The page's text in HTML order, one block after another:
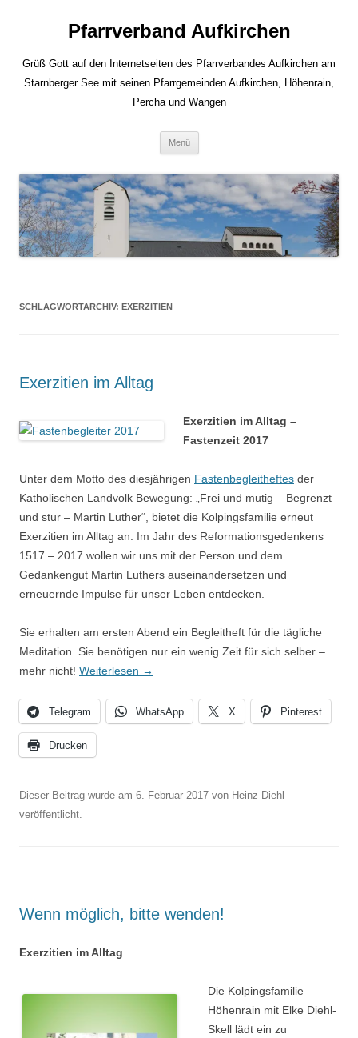
Pfarrverband Aufkirchen
Grüß Gott auf den Internetseiten des Pfarrverbandes Aufkirchen am
Starnberger See mit seinen Pfarrgemeinden Aufkirchen, Höhenrain,
Percha und Wangen
Menü
SCHLAGWORTARCHIV: EXERZITIEN
Exerzitien im Alltag
Exerzitien im Alltag –
Fastenzeit 2017
Unter dem Motto des diesjährigen Fastenbegleitheftes der
Katholischen Landvolk Bewegung: „Frei und mutig – Begrenzt
und stur – Martin Luther“, bietet die Kolpingsfamilie erneut
Exerzitien im Alltag an. Im Jahr des Reformationsgedenkens
1517 – 2017 wollen wir uns mit der Person und dem
Gedankengut Martin Luthers auseinandersetzen und
erneuernde Impulse für unser Leben entdecken.
Sie erhalten am ersten Abend ein Begleitheft für die tägliche
Meditation. Sie benötigen nur ein wenig Zeit für sich selber –
mehr nicht! Weiterlesen →
Telegram WhatsApp X Pinterest
Drucken
Dieser Beitrag wurde am 6. Februar 2017 von Heinz Diehl
veröffentlicht.
Wenn möglich, bitte wenden!
Exerzitien im Alltag
Die Kolpingsfamilie
Höhenrain mit Elke Diehl-
Skell lädt ein zu